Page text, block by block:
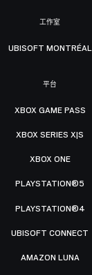
工作室
UBISOFT MONTRÉAL
平台
XBOX GAME PASS
XBOX SERIES X|S
XBOX ONE
PLAYSTATION®5
PLAYSTATION®4
UBISOFT CONNECT
AMAZON LUNA